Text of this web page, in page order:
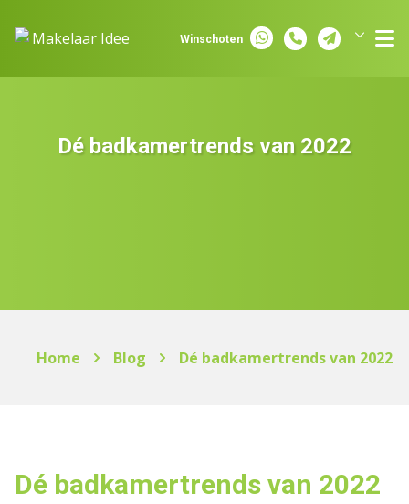
Winschoten
Dé badkamertrends van 2022
Home Blog Dé badkamertrends van 2022
Dé badkamertrends van 2022